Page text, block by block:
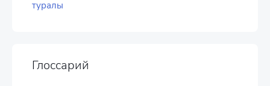
туралы
Глоссарий